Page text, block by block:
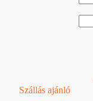
Szállás ajánló